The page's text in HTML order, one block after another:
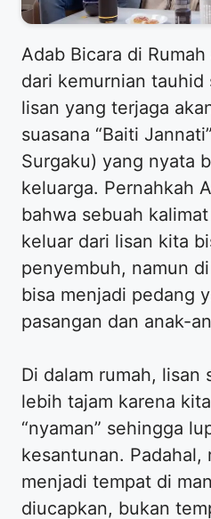
Adab Bicara di
dari kemurnian tauhid
lisan yang terjaga
suasana “Baiti
Surgaku) yang nyata
keluarga. Pernahkah
bahwa sebuah
keluar dari lisan kita
penyembuh, namun
bisa menjadi pedang
pasangan dan anak-
Di dalam rumah, lisan
lebih tajam karena
“nyaman” sehingga
kesantunan. Padahal,
menjadi tempat di
diucapkan, bukan